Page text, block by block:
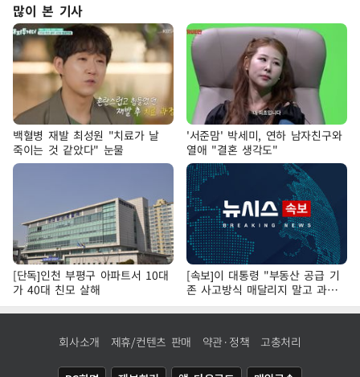
많이 본 기사
백혈병 재발 최성원 "치료가 날
죽이는 것 같았다" 눈물
'서준맘' 박세미, 연하 남자친구와
열애 "결혼 생각도"
[단독]인천 부평구 아파트서 10대
가 40대 친모 살해
[속보]이 대통령 "부동산 공급 기
존 사고방식 매달리지 말고 과감
히 실천"
회사소개 제휴/컨텐츠 판매 약관·정책 고충처리